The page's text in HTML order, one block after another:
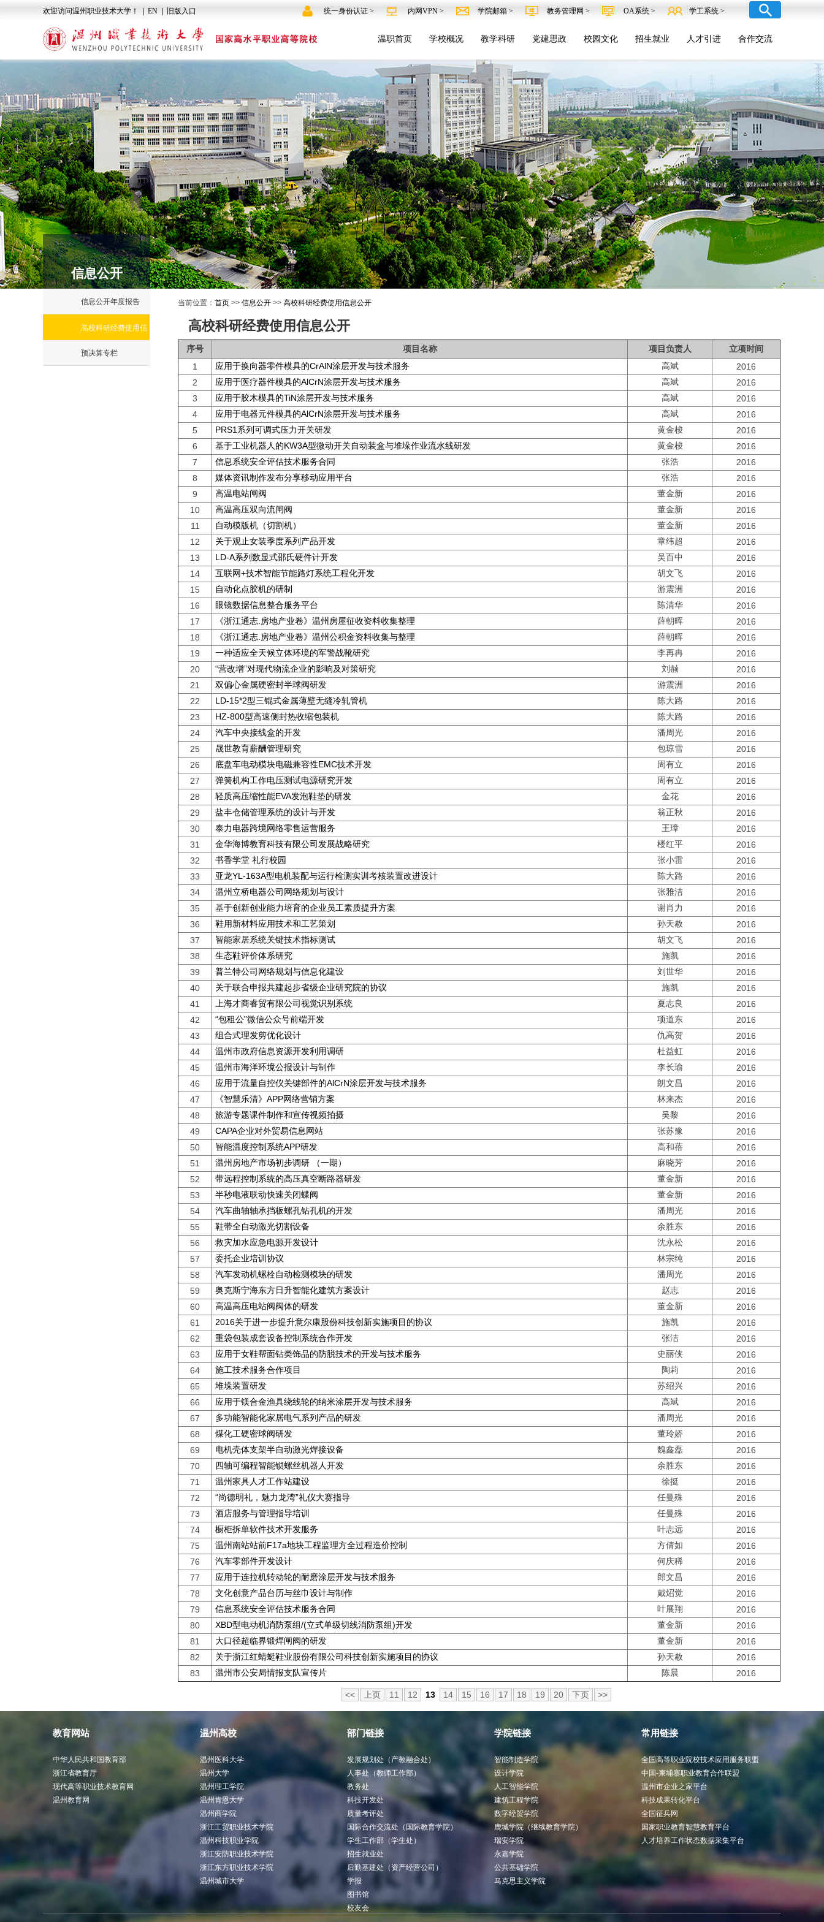
欢迎访问温州职业技术大学！ EN 旧版入口 统一身份认证 > 内网VPN > 学院邮箱 > 教务管理网 > OA系统 > 学工系统 >
温职首页 学校概况 教学科研 党建思政 校园文化 招生就业 人才引进 合作交流
信息公开
信息公开年度报告
高校科研经费使用信
息公开
预决算专栏
当前位置： 首页 >> 信息公开 >> 高校科研经费使用信息公开
高校科研经费使用信息公开
序号 项目名称 项目负责人
立项时间
1
应用于换向器零件模具的CrAlN涂层开发与技术服务 高斌
2016
2
应用于医疗器件模具的AlCrN涂层开发与技术服务 高斌
2016
3
应用于胶木模具的TiN涂层开发与技术服务 高斌
2016
4
应用于电器元件模具的AlCrN涂层开发与技术服务 高斌
2016
5
PRS1系列可调式压力开关研发 黄金梭
2016
6
基于工业机器人的KW3A型微动开关自动装盒与堆垛作业流水线研发 黄金梭
2016
7
信息系统安全评估技术服务合同 张浩
2016
8
媒体资讯制作发布分享移动应用平台 张浩
2016
9
高温电站闸阀 董金新
2016
10
高温高压双向流闸阀 董金新
2016
11
自动模版机（切割机） 董金新
2016
12
关于观止女装季度系列产品开发 章纬超
2016
13
LD-A系列数显式邵氏硬件计开发 吴百中
2016
14
互联网+技术智能节能路灯系统工程化开发 胡文飞
2016
15
自动化点胶机的研制 游震洲
2016
16
眼镜数据信息整合服务平台 陈清华
2016
17
《浙江通志.房地产业卷》温州房屋征收资料收集整理 薛朝晖
2016
18
《浙江通志.房地产业卷》温州公积金资料收集与整理 薛朝晖
2016
19
一种适应全天候立体环境的军警战靴研究 李再冉
2016
20
“营改增”对现代物流企业的影响及对策研究 刘赪
2016
21
双偏心金属硬密封半球阀研发 游震洲
2016
22
LD-15*2型三锟式金属薄壁无缝冷轧管机 陈大路
2016
23
HZ-800型高速侧封热收缩包装机 陈大路
2016
24
汽车中央接线盒的开发 潘周光
2016
25
晟世教育薪酬管理研究 包琼雪
2016
26
底盘车电动模块电磁兼容性EMC技术开发 周有立
2016
27
弹簧机构工作电压测试电源研究开发 周有立
2016
28
轻质高压缩性能EVA发泡鞋垫的研发 金花
2016
29
盐丰仓储管理系统的设计与开发 翁正秋
2016
30
泰力电器跨境网络零售运营服务 王璋
2016
31
金华海博教育科技有限公司发展战略研究 楼红平
2016
32
书香学堂 礼行校园 张小雷
2016
33
亚龙YL-163A型电机装配与运行检测实训考核装置改进设计 陈大路
2016
34
温州立桥电器公司网络规划与设计 张雅洁
2016
35
基于创新创业能力培育的企业员工素质提升方案 谢肖力
2016
36
鞋用新材料应用技术和工艺策划 孙天赦
2016
37
智能家居系统关键技术指标测试 胡文飞
2016
38
生态鞋评价体系研究 施凯
2016
39
普兰特公司网络规划与信息化建设 刘世华
2016
40
关于联合申报共建起步省级企业研究院的协议 施凯
2016
41
上海才商睿贸有限公司视觉识别系统 夏志良
2016
42
“包租公”微信公众号前端开发 项道东
2016
43
组合式理发剪优化设计 仇高贺
2016
44
温州市政府信息资源开发利用调研 杜益虹
2016
45
温州市海洋环境公报设计与制作 李长瑜
2016
46
应用于流量自控仪关键部件的AlCrN涂层开发与技术服务 朗文昌
2016
47
《智慧乐清》APP网络营销方案 林来杰
2016
48
旅游专题课件制作和宣传视频拍摄 吴黎
2016
49
CAPA企业对外贸易信息网站 张苏豫
2016
50
智能温度控制系统APP研发 高和蓓
2016
51
温州房地产市场初步调研 （一期） 麻晓芳
2016
52
带远程控制系统的高压真空断路器研发 董金新
2016
53
半秒电液联动快速关闭蝶阀 董金新
2016
54
汽车曲轴轴承挡板螺孔钻孔机的开发 潘周光
2016
55
鞋带全自动激光切割设备 余胜东
2016
56
救灾加水应急电源开发设计 沈永松
2016
57
委托企业培训协议 林宗纯
2016
58
汽车发动机螺栓自动检测模块的研发 潘周光
2016
59
奥克斯宁海东方日升智能化建筑方案设计 赵志
2016
60
高温高压电站阀阀体的研发 董金新
2016
61
2016关于进一步提升意尔康股份科技创新实施项目的协议 施凯
2016
62
重袋包装成套设备控制系统合作开发 张洁
2016
63
应用于女鞋帮面钻类饰品的防脱技术的开发与技术服务 史丽侠
2016
64
施工技术服务合作项目 陶莉
2016
65
堆垛装置研发 苏绍兴
2016
66
应用于镁合金渔具绕线轮的纳米涂层开发与技术服务 高斌
2016
67
多功能智能化家居电气系列产品的研发 潘周光
2016
68
煤化工硬密球阀研发 董玲娇
2016
69
电机壳体支架半自动激光焊接设备 魏鑫磊
2016
70
四轴可编程智能锁螺丝机器人开发 余胜东
2016
71
温州家具人才工作站建设 徐挺
2016
72
“尚德明礼，魅力龙湾”礼仪大赛指导 任曼殊
2016
73
酒店服务与管理指导培训 任曼殊
2016
74
橱柜拆单软件技术开发服务 叶志远
2016
75
温州南站站前F17a地块工程监理方全过程造价控制 方倩如
2016
76
汽车零部件开发设计 何庆稀
2016
77
应用于连拉机转动轮的耐磨涂层开发与技术服务 郎文昌
2016
78
文化创意产品台历与丝巾设计与制作 戴炤觉
2016
79
信息系统安全评估技术服务合同 叶展翔
2016
80
XBD型电动机消防泵组/(立式单级切线消防泵组)开发 董金新
2016
81
大口径超临界锻焊闸阀的研发 董金新
2016
82
关于浙江红蜻蜓鞋业股份有限公司科技创新实施项目的协议 孙天赦
2016
83
温州市公安局情报支队宣传片 陈晨 2016
<< 上页 11 12 13 14 15 16 17 18 19 20 下页 >>
教育网站
中华人民共和国教育部
浙江省教育厅
现代高等职业技术教育网
温州教育网
温州高校
温州医科大学
温州大学
温州理工学院
温州肯恩大学
温州商学院
浙江工贸职业技术学院
温州科技职业学院
浙江安防职业技术学院
浙江东方职业技术学院
温州城市大学
部门链接
发展规划处（产教融合处）
人事处（教师工作部）
教务处
科技开发处
质量考评处
国际合作交流处（国际教育学院）
学生工作部（学生处）
招生就业处
后勤基建处（资产经营公司）
学报
图书馆
校友会
学院链接
智能制造学院
设计学院
人工智能学院
建筑工程学院
数字经贸学院
鹿城学院（继续教育学院）
瑞安学院
永嘉学院
公共基础学院
马克思主义学院
常用链接
全国高等职业院校技术应用服务联盟
中国-柬埔寨职业教育合作联盟
温州市企业之家平台
科技成果转化平台
全国征兵网
国家职业教育智慧教育平台
人才培养工作状态数据采集平台